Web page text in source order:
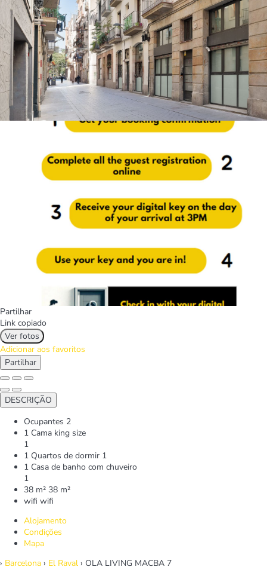
Partilhar
Link copiado
Ver fotos
Adicionar aos favoritos
Partilhar
DESCRIÇÃO
Ocupantes 2
1 Cama king size
1
1 Quartos de dormir 1
1 Casa de banho com chuveiro
1
38 m² 38 m²
wifi wifi
Alojamento
Condições
Mapa
› Barcelona › El Raval › OLA LIVING MACBA 7